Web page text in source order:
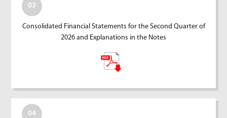
03
Consolidated Financial Statements for the Second Quarter of
2026 and Explanations in the Notes
04